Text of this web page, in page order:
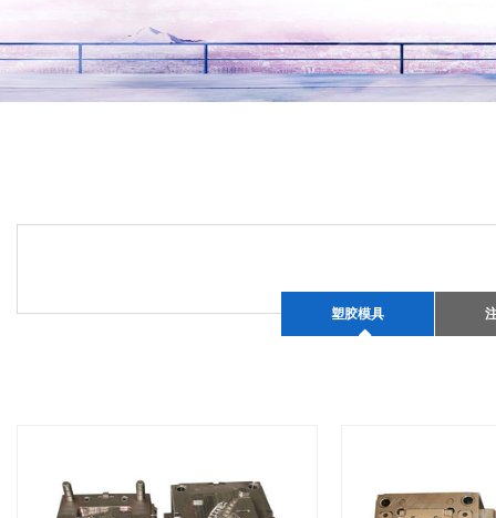
塑胶模具